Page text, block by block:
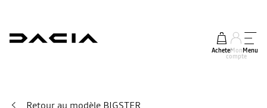
AcheterMon
compte
Menu
Retour au modèle BIGSTER